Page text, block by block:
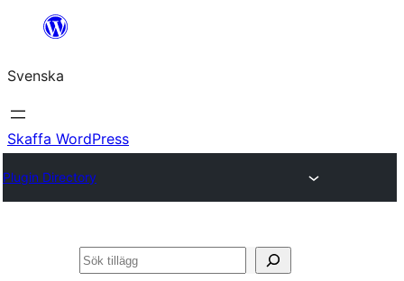
Hoppa
innehåll
Svenska
Skaffa WordPress
Plugin Directory
Sök